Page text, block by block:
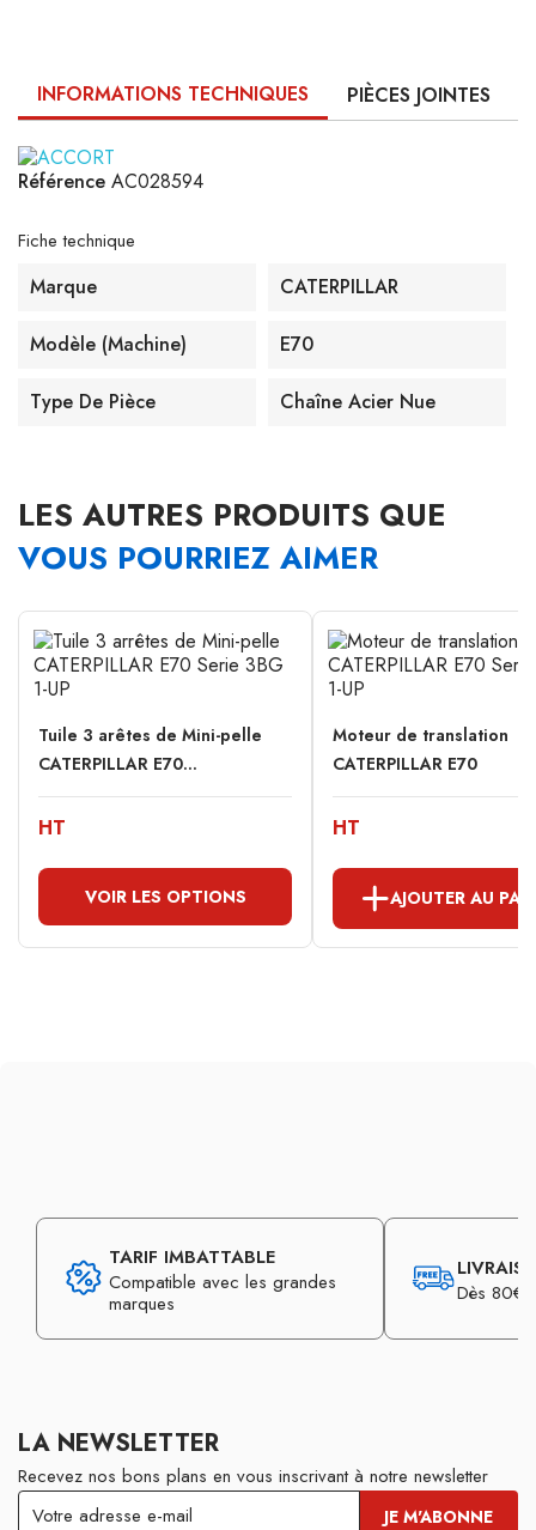
INFORMATIONS TECHNIQUES PIÈCES JOINTES
Référence AC028594
Fiche technique
Marque CATERPILLAR
Modèle (machine) E70
Type De Pièce Chaîne Acier Nue
LES AUTRES PRODUITS QUE
VOUS POURRIEZ AIMER
Tuile 3 arêtes de Mini-pelle
CATERPILLAR E70...
HT
VOIR LES OPTIONS
Moteur de translation
CATERPILLAR E70
HT
AJOUTER AU
TARIF IMBATTABLE
Compatible avec les grandes
marques
Dès 80€
LA NEWSLETTER
Recevez nos bons plans en vous inscrivant à notre newsletter